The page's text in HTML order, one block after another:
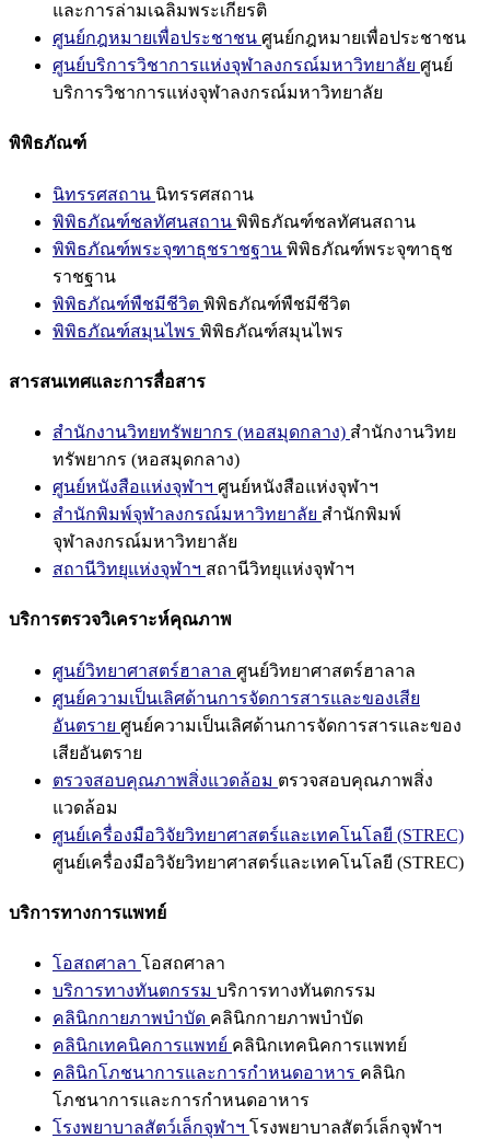
และการล่ามเฉลิมพระเกียรติ
ศูนย์กฎหมายเพื่อประชาชน ศูนย์กฎหมายเพื่อประชาชน
ศูนย์บริการวิชาการแห่งจุฬาลงกรณ์มหาวิทยาลัย ศูนย์
บริการวิชาการแห่งจุฬาลงกรณ์มหาวิทยาลัย
พิพิธภัณฑ์
นิทรรศสถาน นิทรรศสถาน
พิพิธภัณฑ์ชลทัศนสถาน พิพิธภัณฑ์ชลทัศนสถาน
พิพิธภัณฑ์พระจุฑาธุชราชฐาน พิพิธภัณฑ์พระจุฑาธุช
ราชฐาน
พิพิธภัณฑ์พืชมีชีวิต พิพิธภัณฑ์พืชมีชีวิต
พิพิธภัณฑ์สมุนไพร พิพิธภัณฑ์สมุนไพร
สารสนเทศและการสื่อสาร
สำนักงานวิทยทรัพยากร (หอสมุดกลาง) สำนักงานวิทย
ทรัพยากร (หอสมุดกลาง)
ศูนย์หนังสือแห่งจุฬาฯ ศูนย์หนังสือแห่งจุฬาฯ
สำนักพิมพ์จุฬาลงกรณ์มหาวิทยาลัย สำนักพิมพ์
จุฬาลงกรณ์มหาวิทยาลัย
สถานีวิทยุแห่งจุฬาฯ สถานีวิทยุแห่งจุฬาฯ
บริการตรวจวิเคราะห์คุณภาพ
ศูนย์วิทยาศาสตร์ฮาลาล ศูนย์วิทยาศาสตร์ฮาลาล
ศูนย์ความเป็นเลิศด้านการจัดการสารและของเสีย
อันตราย ศูนย์ความเป็นเลิศด้านการจัดการสารและของ
เสียอันตราย
ตรวจสอบคุณภาพสิ่งแวดล้อม ตรวจสอบคุณภาพสิ่ง
แวดล้อม
ศูนย์เครื่องมือวิจัยวิทยาศาสตร์และเทคโนโลยี (STREC)
ศูนย์เครื่องมือวิจัยวิทยาศาสตร์และเทคโนโลยี (STREC)
บริการทางการแพทย์
โอสถศาลา โอสถศาลา
บริการทางทันตกรรม บริการทางทันตกรรม
คลินิกกายภาพบำบัด คลินิกกายภาพบำบัด
คลินิกเทคนิคการแพทย์ คลินิกเทคนิคการแพทย์
คลินิกโภชนาการและการกำหนดอาหาร คลินิก
โภชนาการและการกำหนดอาหาร
โรงพยาบาลสัตว์เล็กจุฬาฯ โรงพยาบาลสัตว์เล็กจุฬาฯ